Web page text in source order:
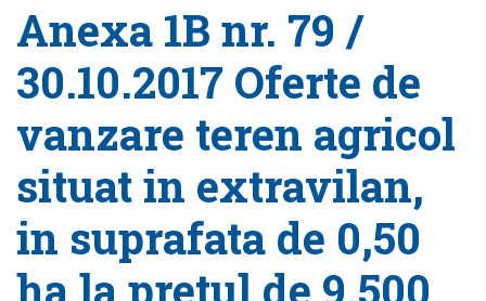
Anexa 1B nr. 79 /
30.10.2017 Oferte de
vanzare teren agricol
situat in extravilan,
in suprafata de 0,50